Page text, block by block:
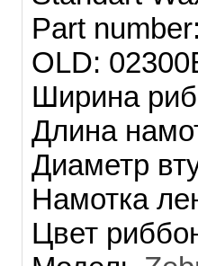
Part
OLD:
Ширина
Длина
Диаметр
Намотка
Цвет